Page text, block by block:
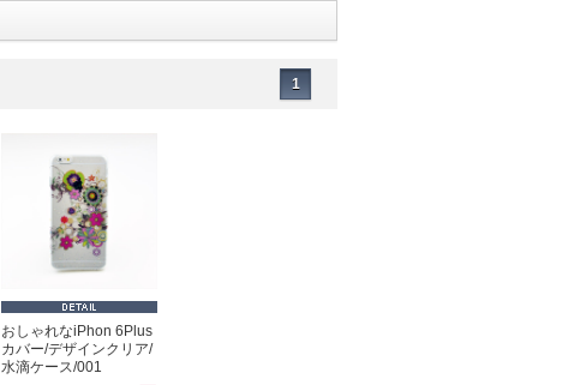
1
おしゃれなiPhon 6Plus
カバー/デザインクリア/
水滴ケース/001